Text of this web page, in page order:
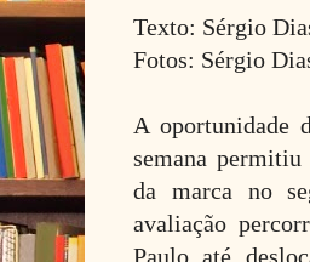
Texto: Sérgio
Fotos: Sérgio
A oportunidade
semana
da marca no
avaliação
Paulo até